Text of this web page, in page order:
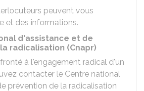
peuvent vous
et des informations.
d'assistance et de
radicalisation (Cnapr)
à l'engagement radical d'un
contacter le Centre national
prévention de la radicalisation